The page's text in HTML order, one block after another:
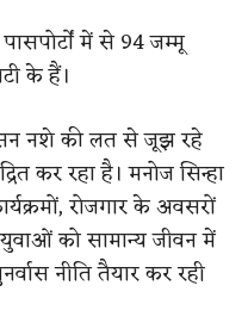
में से 94 जम्मू
के हैं।
नशे की लत से जूझ रहे
कर रहा है। मनोज सिन्हा
रोजगार के अवसरों
को सामान्य जीवन में
नीति तैयार कर रही